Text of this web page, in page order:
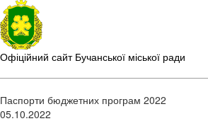
Офіційний сайт Бучанської міської ради
Паспорти бюджетних програм 2022
05.10.2022